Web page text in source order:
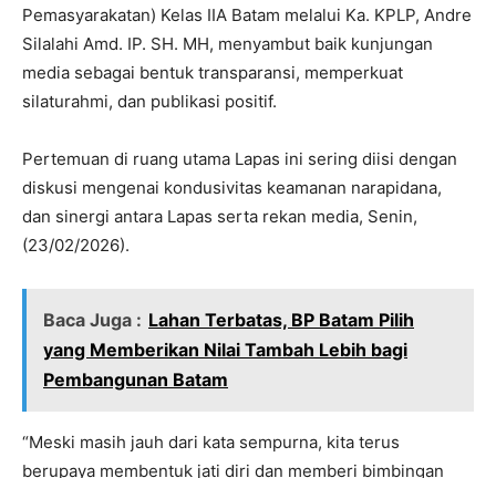
Pemasyarakatan) Kelas IIA Batam melalui Ka. KPLP, Andre
Silalahi Amd. IP. SH. MH, menyambut baik kunjungan
media sebagai bentuk transparansi, memperkuat
silaturahmi, dan publikasi positif.
Pertemuan di ruang utama Lapas ini sering diisi dengan
diskusi mengenai kondusivitas keamanan narapidana,
dan sinergi antara Lapas serta rekan media, Senin,
(23/02/2026).
Baca Juga : Lahan Terbatas, BP Batam Pilih
yang Memberikan Nilai Tambah Lebih bagi
Pembangunan Batam
“Meski masih jauh dari kata sempurna, kita terus
berupaya membentuk jati diri dan memberi bimbingan